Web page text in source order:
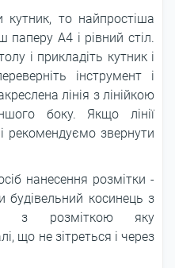
то найпростіша
паперу А4 і рівний стіл.
і прикладіть кутник і
інструмент і
лінія з лінійкою
боку. Якщо лінії
рекомендуємо звернути
нанесення розмітки -
будівельний косинець з
з розміткою яку
що не зітреться і через